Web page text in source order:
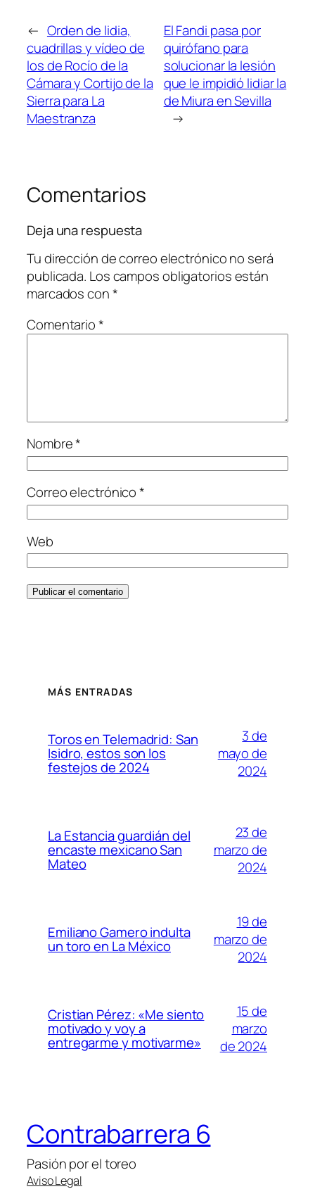
← Orden de lidia,
cuadrillas y vídeo de
los de Rocío de la
Cámara y Cortijo de la
Sierra para La
Maestranza
El Fandi pasa por
quirófano para
solucionar la lesión
que le impidió lidiar la
de Miura en Sevilla
→
Comentarios
Deja una respuesta
Tu dirección de correo electrónico no será
publicada. Los campos obligatorios están
marcados con*
Comentario*
Nombre*
Correo electrónico*
Web
MÁS ENTRADAS
Toros en Telemadrid: San
Isidro, estos son los
festejos de 2024
3 de
mayo de
2024
La Estancia guardián del
encaste mexicano San
Mateo
23 de
marzo de
2024
Emiliano Gamero indulta
un toro en La México
19 de
marzo de
2024
Cristian Pérez: «Me siento
motivado y voy a
entregarme y motivarme»
15 de
marzo
de 2024
Contrabarrera 6
Pasión por el toreo
Aviso Legal